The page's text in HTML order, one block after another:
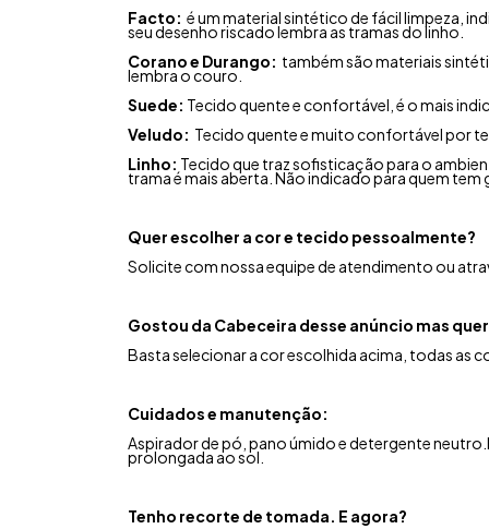
Facto: é um material sintético de fácil limpeza,
seu desenho riscado lembra as tramas do linho.
Corano e Durango: também são materiais
lembra o couro.
Suede: Tecido quente e confortável, é o mais
Veludo: Tecido quente e muito confortável por
Linho: Tecido que traz sofisticação para o
trama é mais aberta. Não indicado para quem tem
Quer escolher a cor e tecido pessoalmente?
Solicite com nossa equipe de atendimento ou
Gostou da Cabeceira desse anúncio mas
Basta selecionar a cor escolhida acima, todas as
Cuidados e manutenção:
Aspirador de pó, pano úmido e detergente neutro.
prolongada ao sol.
Tenho recorte de tomada. E agora?